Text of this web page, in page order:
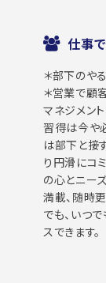
仕事
＊部下のや
＊営業で顧
マネジメン
習得は今や
は部下と接
り円滑にコ
の心とニー
満載、随時
でも、いつ
スできます。